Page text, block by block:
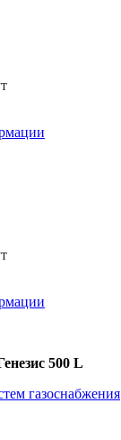
500 L
газоснабжения